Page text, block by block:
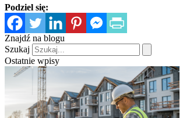
Podziel się:
Znajdź na blogu
Szukaj
Ostatnie wpisy